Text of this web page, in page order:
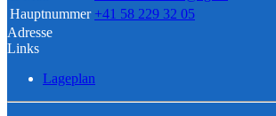
Hauptnummer +41 58 229 32 05
Adresse
Links
Lageplan